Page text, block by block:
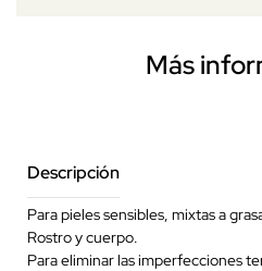
Más
Descripción
Para pieles sensibles, mixtas a
Rostro y cuerpo.
Para eliminar las imperfecciones